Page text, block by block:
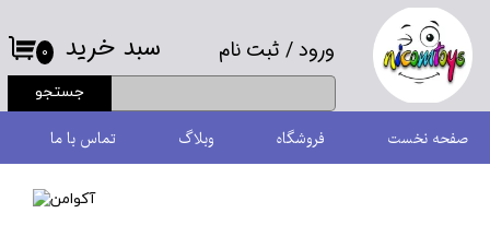
ورود/ ثبت نام
حساب کاربری من
تغییر گذر واژه
سفارشات
جستجو
۰ سبد خرید
صفحه نخست فروشگاه وبلاگ تماس با ما